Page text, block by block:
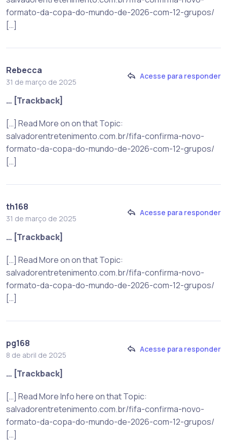
formato-da-copa-do-mundo-de-2026-com-12-grupos/
[…]
Rebecca
31 de março de 2025
Acesse para responder
… [Trackback]
[…] Read More on on that Topic:
salvadorentretenimento.com.br/fifa-confirma-novo-
formato-da-copa-do-mundo-de-2026-com-12-grupos/
[…]
th168
31 de março de 2025
Acesse para responder
… [Trackback]
[…] Read More on on that Topic:
salvadorentretenimento.com.br/fifa-confirma-novo-
formato-da-copa-do-mundo-de-2026-com-12-grupos/
[…]
pg168
8 de abril de 2025
Acesse para responder
… [Trackback]
[…] Read More Info here on that Topic:
salvadorentretenimento.com.br/fifa-confirma-novo-
formato-da-copa-do-mundo-de-2026-com-12-grupos/
[…]